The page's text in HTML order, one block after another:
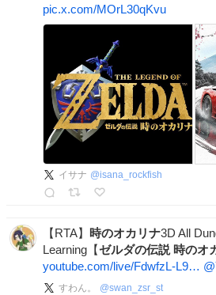
pic.x.com/MOrL30qKvu
イサナ @isana_rockfish
【RTA】 時のオカリナ3D All
Learning【ゼルダの伝説 時のオ
youtube.com/live/FdwfzL-L9…
すわん。 @swan_zsr_st